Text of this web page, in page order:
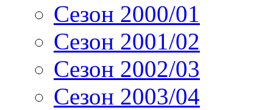
Сезон 2000/01
Сезон 2001/02
Сезон 2002/03
Сезон 2003/04